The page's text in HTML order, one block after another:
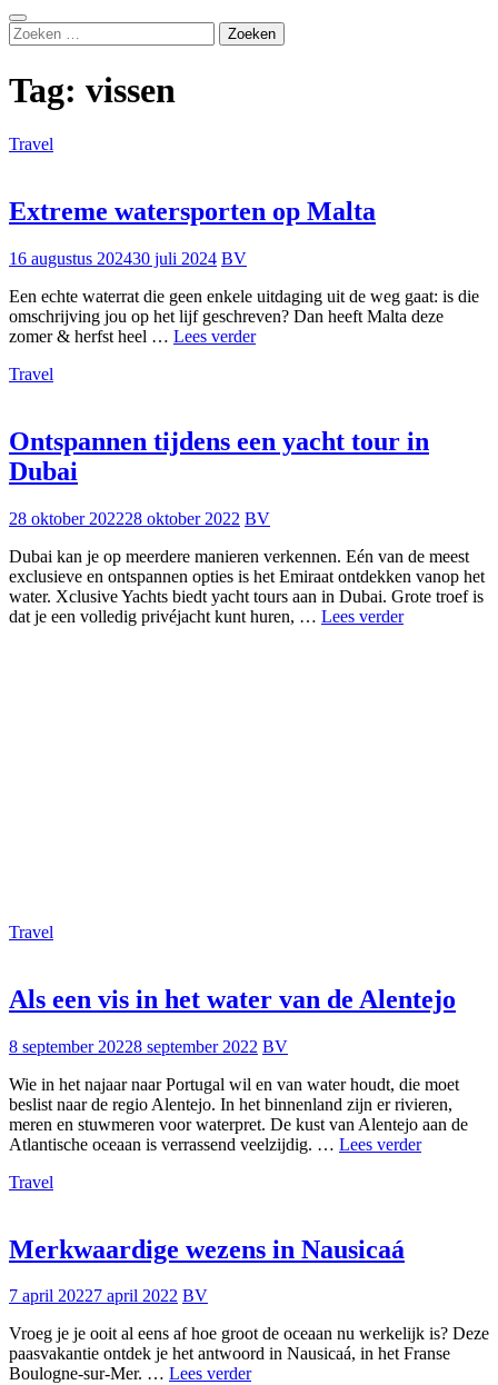
Zoeken
Zoeken
naar:
Tag: vissen
Travel
Extreme watersporten op Malta
16 augustus 202430 juli 2024 BV
Een echte waterrat die geen enkele uitdaging uit de weg gaat: is die
omschrijving jou op het lijf geschreven? Dan heeft Malta deze
zomer & herfst heel … Lees verderExtreme
Travel
Ontspannen tijdens een yacht tour in
Dubai
28 oktober 202228 oktober 2022 BV
Dubai kan je op meerdere manieren verkennen. Eén van de meest
exclusieve en ontspannen opties is het Emiraat ontdekken vanop het
water. Xclusive Yachts biedt yacht tours aan in Dubai. Grote troef is
dat je een volledig privéjacht kunt huren, … Lees verderOntspannen
Travel
Als een vis in het water van de Alentejo
8 september 20228 september 2022 BV
Wie in het najaar naar Portugal wil en van water houdt, die moet
beslist naar de regio Alentejo. In het binnenland zijn er rivieren,
meren en stuwmeren voor waterpret. De kust van Alentejo aan de
Atlantische oceaan is verrassend veelzijdig. … Lees verderAls
Travel
Merkwaardige wezens in Nausicaá
7 april 20227 april 2022 BV
Vroeg je je ooit al eens af hoe groot de oceaan nu werkelijk is? Deze
paasvakantie ontdek je het antwoord in Nausicaá, in het Franse
Boulogne-sur-Mer. … Lees verderMerkwaardige